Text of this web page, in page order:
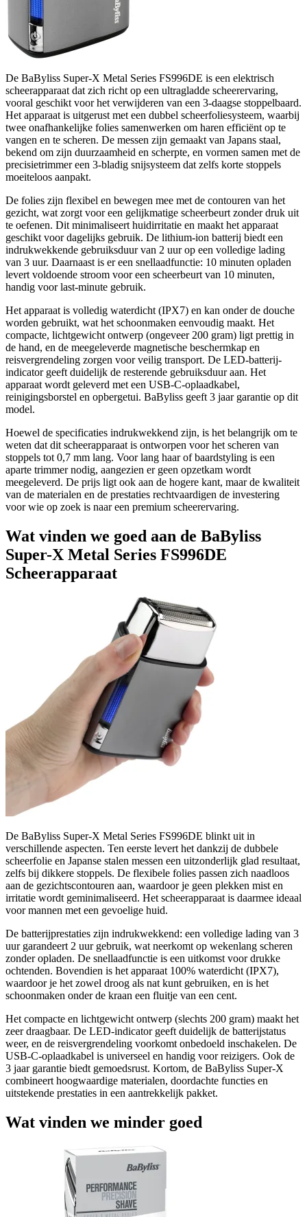
De BaByliss Super-X Metal Series FS996DE is een elektrisch
scheerapparaat dat zich richt op een ultragladde scheerervaring,
vooral geschikt voor het verwijderen van een 3-daagse stoppelbaard.
Het apparaat is uitgerust met een dubbel scheerfoliesysteem, waarbij
twee onafhankelijke folies samenwerken om haren efficiënt op te
vangen en te scheren. De messen zijn gemaakt van Japans staal,
bekend om zijn duurzaamheid en scherpte, en vormen samen met de
precisietrimmer een 3-bladig snijsysteem dat zelfs korte stoppels
moeiteloos aanpakt.
De folies zijn flexibel en bewegen mee met de contouren van het
gezicht, wat zorgt voor een gelijkmatige scheerbeurt zonder druk uit
te oefenen. Dit minimaliseert huidirritatie en maakt het apparaat
geschikt voor dagelijks gebruik. De lithium-ion batterij biedt een
indrukwekkende gebruiksduur van 2 uur op een volledige lading
van 3 uur. Daarnaast is er een snellaadfunctie: 10 minuten opladen
levert voldoende stroom voor een scheerbeurt van 10 minuten,
handig voor last-minute gebruik.
Het apparaat is volledig waterdicht (IPX7) en kan onder de douche
worden gebruikt, wat het schoonmaken eenvoudig maakt. Het
compacte, lichtgewicht ontwerp (ongeveer 200 gram) ligt prettig in
de hand, en de meegeleverde magnetische beschermkap en
reisvergrendeling zorgen voor veilig transport. De LED-batterij-
indicator geeft duidelijk de resterende gebruiksduur aan. Het
apparaat wordt geleverd met een USB-C-oplaadkabel,
reinigingsborstel en opbergetui. BaByliss geeft 3 jaar garantie op dit
model.
Hoewel de specificaties indrukwekkend zijn, is het belangrijk om te
weten dat dit scheerapparaat is ontworpen voor het scheren van
stoppels tot 0,7 mm lang. Voor lang haar of baardstyling is een
aparte trimmer nodig, aangezien er geen opzetkam wordt
meegeleverd. De prijs ligt ook aan de hogere kant, maar de kwaliteit
van de materialen en de prestaties rechtvaardigen de investering
voor wie op zoek is naar een premium scheerervaring.
Wat vinden we goed aan de BaByliss
Super-X Metal Series FS996DE
Scheerapparaat
De BaByliss Super-X Metal Series FS996DE blinkt uit in
verschillende aspecten. Ten eerste levert het dankzij de dubbele
scheerfolie en Japanse stalen messen een uitzonderlijk glad resultaat,
zelfs bij dikkere stoppels. De flexibele folies passen zich naadloos
aan de gezichtscontouren aan, waardoor je geen plekken mist en
irritatie wordt geminimaliseerd. Het scheerapparaat is daarmee ideaal
voor mannen met een gevoelige huid.
De batterijprestaties zijn indrukwekkend: een volledige lading van 3
uur garandeert 2 uur gebruik, wat neerkomt op wekenlang scheren
zonder opladen. De snellaadfunctie is een uitkomst voor drukke
ochtenden. Bovendien is het apparaat 100% waterdicht (IPX7),
waardoor je het zowel droog als nat kunt gebruiken, en is het
schoonmaken onder de kraan een fluitje van een cent.
Het compacte en lichtgewicht ontwerp (slechts 200 gram) maakt het
zeer draagbaar. De LED-indicator geeft duidelijk de batterijstatus
weer, en de reisvergrendeling voorkomt onbedoeld inschakelen. De
USB-C-oplaadkabel is universeel en handig voor reizigers. Ook de
3 jaar garantie biedt gemoedsrust. Kortom, de BaByliss Super-X
combineert hoogwaardige materialen, doordachte functies en
uitstekende prestaties in een aantrekkelijk pakket.
Wat vinden we minder goed